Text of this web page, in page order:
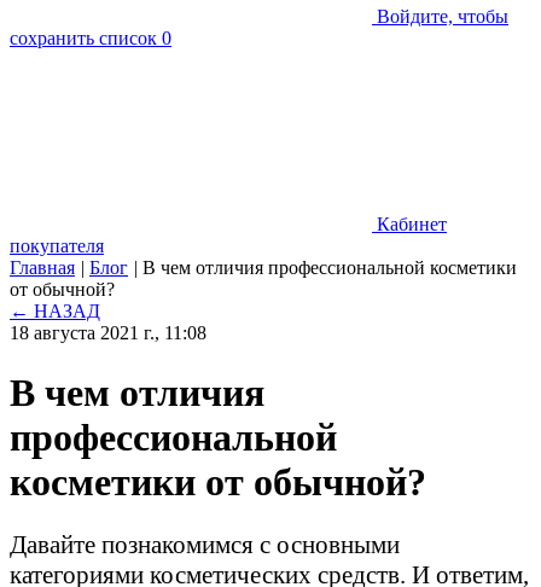
Войдите, чтобы
сохранить список 0
Кабинет
покупателя
Главная | Блог | В чем отличия профессиональной косметики
от обычной?
← НАЗАД
18 августа 2021 г., 11:08
В чем отличия
профессиональной
косметики от обычной?
Давайте познакомимся с основными
категориями косметических средств. И ответим,